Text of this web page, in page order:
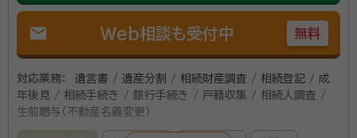
mail Web相談も受付中 無料
対応業務：
遺言書 / 遺産分割 / 相続財産調査 / 相続登記 / 成
年後見 / 相続手続き / 銀行手続き / 戸籍収集 / 相続人調査 /
生前贈与（不動産名義変更）